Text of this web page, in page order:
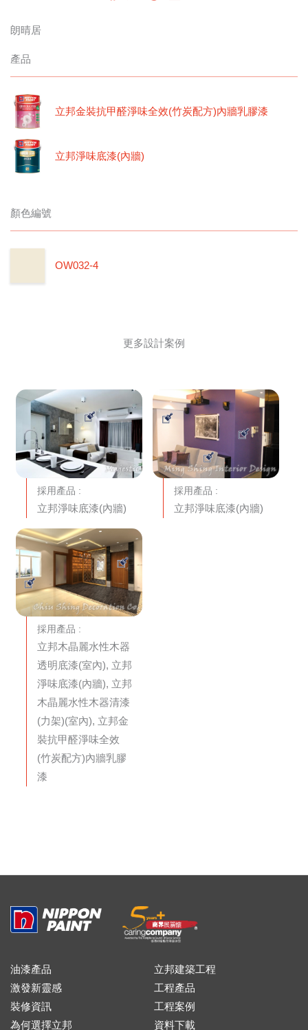
朗晴居
產品
立邦金裝抗甲醛淨味全效(竹炭配方)內牆乳膠漆
立邦淨味底漆(內牆)
顏色編號
OW032-4
更多設計案例
採用產品 :
立邦淨味底漆(內牆)
採用產品 :
立邦淨味底漆(內牆)
採用產品 :
立邦木晶麗水性木器
透明底漆(室內), 立邦
淨味底漆(內牆), 立邦
木晶麗水性木器清漆
(力架)(室內), 立邦金
裝抗甲醛淨味全效
(竹炭配方)內牆乳膠
漆
油漆產品
激發新靈感
裝修資訊
為何選擇立邦
立邦建築工程
工程產品
工程案例
資料下載